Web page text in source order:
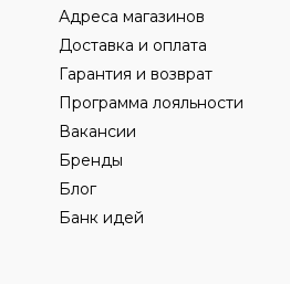
Адреса магазинов
Доставка и оплата
Гарантия и возврат
Программа лояльности
Вакансии
Бренды
Блог
Банк идей